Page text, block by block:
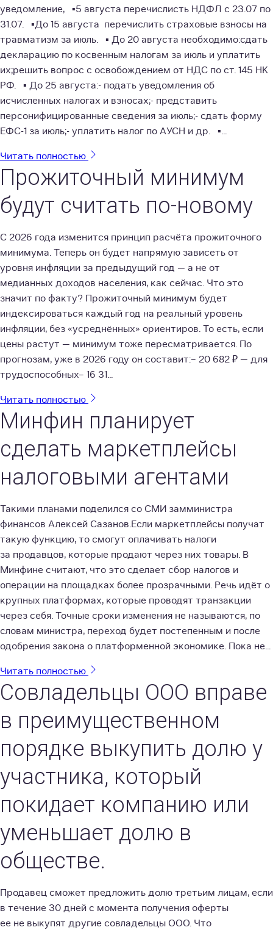
уведомление,⠀▪️5 августа перечислисть НДФЛ с 23.07 по
31.07.⠀▪️До 15 августа перечислить страховые взносы на
травматизм за июль.⠀▪️ До 20 августа необходимо:сдать
декларацию по косвенным налогам за июль и уплатить
их;решить вопрос с освобождением от НДС по ст. 145 НК
РФ.⠀▪️ До 25 августа:- подать уведомления об
исчисленных налогах и взносах;- представить
персонифицированные сведения за июль;- сдать форму
ЕФС-1 за июль;- уплатить налог по АУСН и др.⠀▪️...
Читать полностью
Прожиточный минимум
будут считать по-новому
С 2026 года изменится принцип расчёта прожиточного
минимума. Теперь он будет напрямую зависеть от
уровня инфляции за предыдущий год — а не от
медианных доходов населения, как сейчас. Что это
значит по факту? Прожиточный минимум будет
индексироваться каждый год на реальный уровень
инфляции, без «усреднённых» ориентиров. То есть, если
цены растут — минимум тоже пересматривается. По
прогнозам, уже в 2026 году он составит:– 20 682 ₽ — для
трудоспособных– 16 31...
Читать полностью
Минфин планирует
сделать маркетплейсы
налоговыми агентами
Такими планами поделился со СМИ замминистра
финансов Алексей Сазанов.Если маркетплейсы получат
такую функцию, то смогут оплачивать налоги
за продавцов, которые продают через них товары. В
Минфине считают, что это сделает сбор налогов и
операции на площадках более прозрачными. Речь идёт о
крупных платформах, которые проводят транзакции
через себя. Точные сроки изменения не называются, по
словам министра, переход будет постепенным и после
одобрения закона о платформенной экономике. Пока не...
Читать полностью
Совладельцы ООО вправе
в преимущественном
порядке выкупить долю у
участника, который
покидает компанию или
уменьшает долю в
обществе.
Продавец сможет предложить долю третьим лицам, если
в течение 30 дней с момента получения оферты
ее не выкупят другие совладельцы ООО. Что